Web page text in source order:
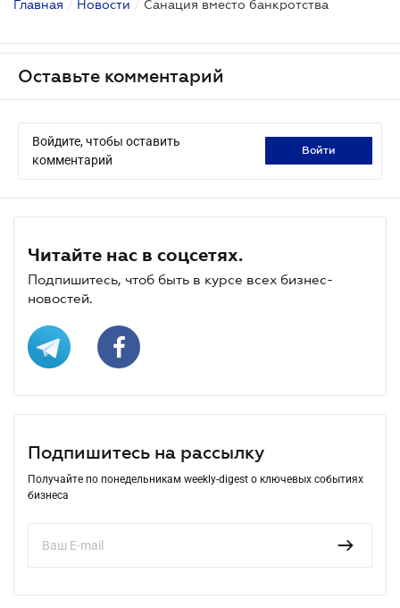
Главная / Новости / Санация вместо банкротства
Оставьте комментарий
Войдите, чтобы оставить
комментарий
войти
Читайте нас в соцсетях.
Подпишитесь, чтоб быть в курсе всех бизнес-
новостей.
Подпишитесь на рассылку
Получайте по понедельникам weekly-digest о ключевых событиях
бизнеса